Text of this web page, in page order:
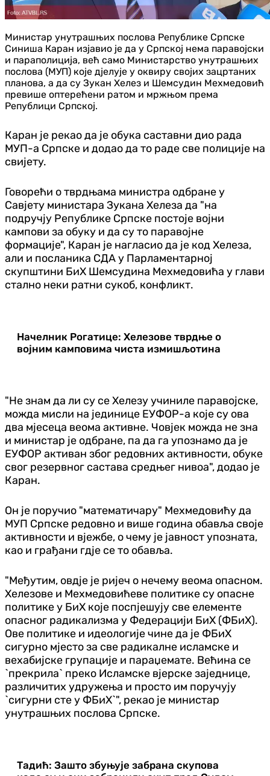
Министар унутрашњих послова Републике Српске
Синиша Каран изјавио је да у Српској нема паравојски
и параполиција, већ само Министарство унутрашњих
послова (МУП) које дјелује у оквиру својих зацртаних
планова, а да су Зукан Хелез и Шемсудин Мехмедовић
превише оптерећени ратом и мржњом према
Републици Српској.
Каран је рекао да је обука саставни дио рада
МУП-а Српске и додао да то раде све полиције на
свијету.
Говорећи о тврдњама министра одбране у
Савјету министара Зукана Хелеза да "на
подручју Републике Српске постоје војни
кампови за обуку и да су то паравојне
формације", Каран је нагласио да је код Хелеза,
али и посланика СДА у Парламентарној
скупштини БиХ Шемсудина Мехмедовића у глави
стално неки ратни сукоб, конфликт.
Начелник Рогатице: Хелезове тврдње о
војним камповима чиста измишљотина
"Не знам да ли су се Хелезу учиниле паравојске,
можда мисли на јединице ЕУФОР-а које су ова
два мјесеца веома активне. Човјек можда не зна
и министар је одбране, па да га упознамо да је
ЕУФОР активан због редовних активности, обуке
свог резервног састава средњег нивоа", додао је
Каран.
Он је поручио "математичару" Мехмедовићу да
МУП Српске редовно и више година обавља своје
активности и вјежбе, о чему је јавност упозната,
као и грађани гдје се то обавља.
"Међутим, овдје је ријеч о нечему веома опасном.
Хелезове и Мехмедовићеве политике су опасне
политике у БиХ које поспјешују све елементе
опасног радикализма у Федерацији БиХ (ФБиХ).
Ове политике и идеологије чине да је ФБиХ
сигурно мјесто за све радикалне исламске и
вехабијске групације и параџемате. Већина се
`прекрила` преко Исламске вјерске заједнице,
различитих удружења и просто им поручују
`сигурни сте у ФБиХ`", рекао је министар
унутрашњих послова Српске.
Тадић: Зашто збуњује забрана скупова